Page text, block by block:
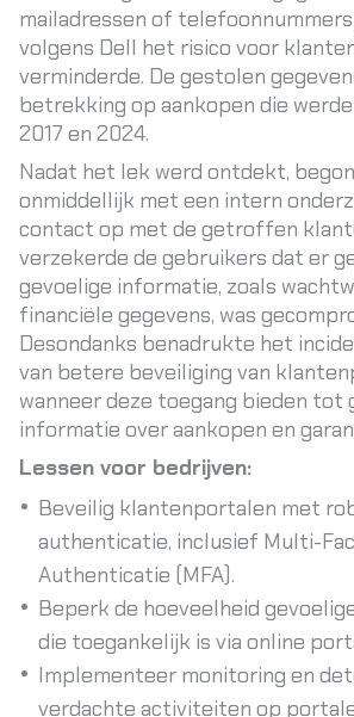
mailadressen of
volgens Dell het risico voor
verminderde. De gestolen
betrekking op aankopen die
2017 en 2024.
Nadat het lek werd ontdekt,
onmiddellijk met een intern
contact op met de getroffen
verzekerde de gebruikers dat er
gevoelige informatie, zoals
financiële gegevens, was
Desondanks benadrukte het
van betere beveiliging van
wanneer deze toegang bieden tot
informatie over aankopen en
Lessen voor bedrijven:
Beveilig klantenportalen met
authenticatie, inclusief Multi-
Authenticatie (MFA).
Beperk de hoeveelheid
die toegankelijk is via online
Implementeer monitoring en
verdachte activiteiten op